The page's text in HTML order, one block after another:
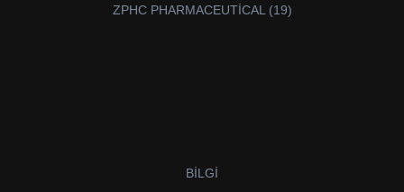
ZPHC PHARMACEUTİCAL 1919
BİLGİ